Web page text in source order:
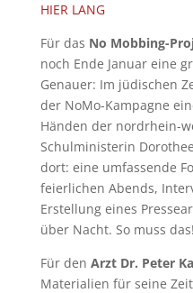
HIER LANG
Für das No Mobbing-
noch Ende Januar eine
Genauer: Im jüdischen
der NoMo-Kampagne
Händen der nordrhein-
Schulministerin
dort: eine umfassende
feierlichen Abends,
Erstellung eines
über Nacht. So muss
Für den Arzt Dr. Peter
Materialien für seine